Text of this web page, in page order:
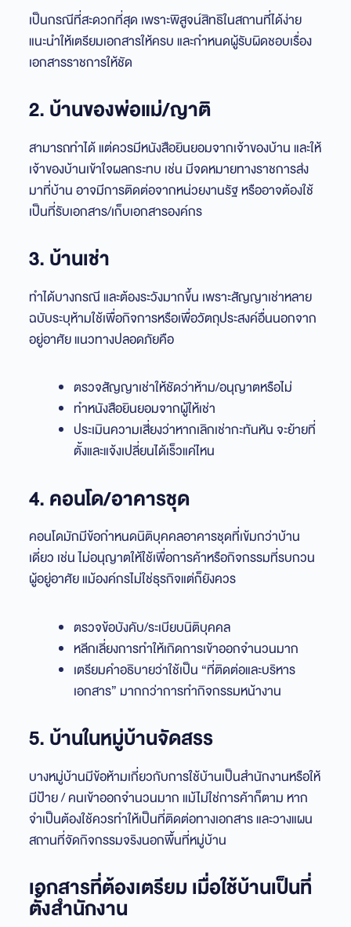
เป็นกรณีที่สะดวกที่สุด เพราะพิสูจน์สิทธิในสถานที่ได้ง่าย
แนะนำให้เตรียมเอกสารให้ครบ และกำหนดผู้รับผิดชอบเรื่อง
เอกสารราชการให้ชัด
2. บ้านของพ่อแม่/ญาติ
สามารถทำได้ แต่ควรมีหนังสือยินยอมจากเจ้าของบ้าน และให้
เจ้าของบ้านเข้าใจผลกระทบ เช่น มีจดหมายทางราชการส่ง
มาที่บ้าน อาจมีการติดต่อจากหน่วยงานรัฐ หรืออาจต้องใช้
เป็นที่รับเอกสาร/เก็บเอกสารองค์กร
3. บ้านเช่า
ทำได้บางกรณี และต้องระวังมากขึ้น เพราะสัญญาเช่าหลาย
ฉบับระบุห้ามใช้เพื่อกิจการหรือเพื่อวัตถุประสงค์อื่นนอกจาก
อยู่อาศัย แนวทางปลอดภัยคือ
ตรวจสัญญาเช่าให้ชัดว่าห้าม/อนุญาตหรือไม่
ทำหนังสือยินยอมจากผู้ให้เช่า
ประเมินความเสี่ยงว่าหากเลิกเช่ากะทันหัน จะย้ายที่
ตั้งและแจ้งเปลี่ยนได้เร็วแค่ไหน
4. คอนโด/อาคารชุด
คอนโดมักมีข้อกำหนดนิติบุคคลอาคารชุดที่เข้มกว่าบ้าน
เดี่ยว เช่น ไม่อนุญาตให้ใช้เพื่อการค้าหรือกิจกรรมที่รบกวน
ผู้อยู่อาศัย แม้องค์กรไม่ใช่ธุรกิจแต่ก็ยังควร
ตรวจข้อบังคับ/ระเบียบนิติบุคคล
หลีกเลี่ยงการทำให้เกิดการเข้าออกจำนวนมาก
เตรียมคำอธิบายว่าใช้เป็น “ที่ติดต่อและบริหาร
เอกสาร” มากกว่าการทำกิจกรรมหน้างาน
5. บ้านในหมู่บ้านจัดสรร
บางหมู่บ้านมีข้อห้ามเกี่ยวกับการใช้บ้านเป็นสำนักงานหรือให้
มีป้าย / คนเข้าออกจำนวนมาก แม้ไม่ใช่การค้าก็ตาม หาก
จำเป็นต้องใช้ควรทำให้เป็นที่ติดต่อทางเอกสาร และวางแผน
สถานที่จัดกิจกรรมจริงนอกพื้นที่หมู่บ้าน
เอกสารที่ต้องเตรียม เมื่อใช้บ้านเป็นที่
ตั้งสำนักงาน